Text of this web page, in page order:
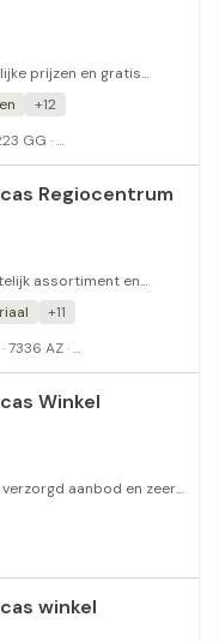
prijzen en gratis
+12
Sandtlaan 36 Hal C10 · 2223 GG ·
Regiocentrum
assortiment en
+11
Laan van Westenenk 108 · 7336 AZ ·
Winkel
aanbod en zeer
winkel